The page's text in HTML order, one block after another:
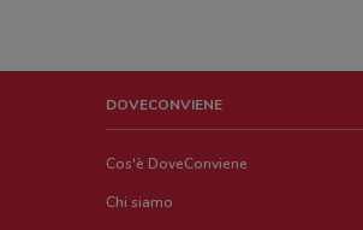
DOVECONVIENE
Cos'è DoveConviene
Chi siamo